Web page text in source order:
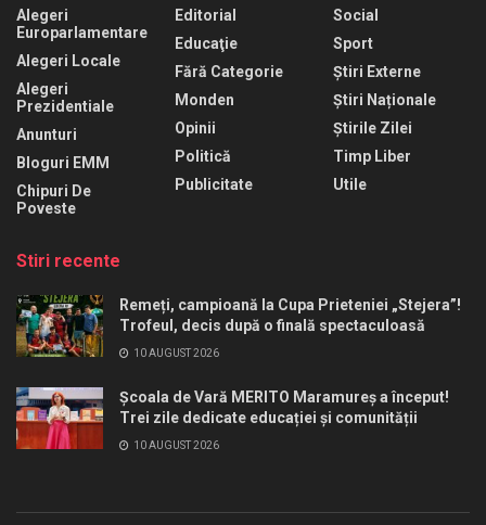
Alegeri
Europarlamentare
Alegeri Locale
Alegeri
Prezidentiale
Anunturi
Bloguri EMM
Chipuri De
Poveste
Editorial
Educaţie
Fără Categorie
Monden
Opinii
Politică
Publicitate
Social
Sport
Știri Externe
Știri Naționale
Știrile Zilei
Timp Liber
Utile
Stiri recente
Remeți, campioană la Cupa Prieteniei „Stejera”!
Trofeul, decis după o finală spectaculoasă
10 AUGUST 2026
Școala de Vară MERITO Maramureș a început!
Trei zile dedicate educației și comunității
10 AUGUST 2026